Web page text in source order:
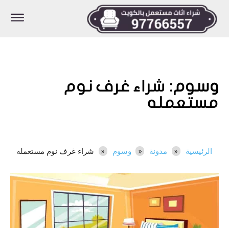
وسوم: شراء غرف نوم
مستعمله
الرئيسية مدونة وسوم شراء غرف نوم مستعمله